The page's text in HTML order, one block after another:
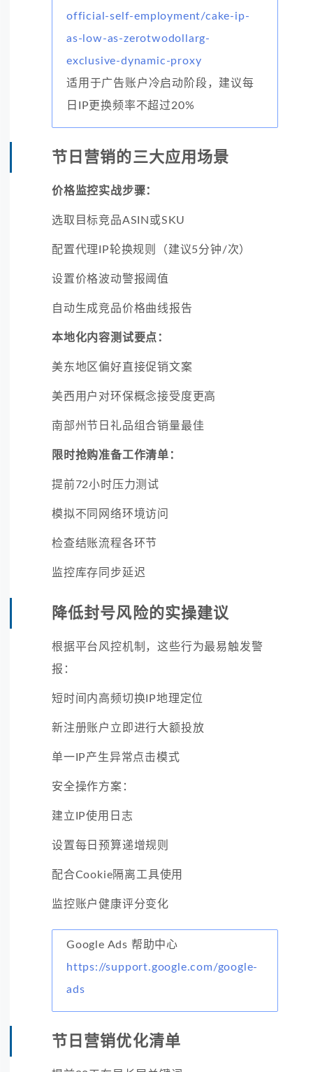
official-self-employment/cake-ip-
as-low-as-zerotwodollarg-
exclusive-dynamic-proxy
适用于广告账户冷启动阶段，建议每
日IP更换频率不超过20%
节日营销的三大应用场景
价格监控实战步骤：
选取目标竞品ASIN或SKU
配置代理IP轮换规则（建议5分钟/次）
设置价格波动警报阈值
自动生成竞品价格曲线报告
本地化内容测试要点：
美东地区偏好直接促销文案
美西用户对环保概念接受度更高
南部州节日礼品组合销量最佳
限时抢购准备工作清单：
提前72小时压力测试
模拟不同网络环境访问
检查结账流程各环节
监控库存同步延迟
降低封号风险的实操建议
根据平台风控机制，这些行为最易触发警
报：
短时间内高频切换IP地理定位
新注册账户立即进行大额投放
单一IP产生异常点击模式
安全操作方案：
建立IP使用日志
设置每日预算递增规则
配合Cookie隔离工具使用
监控账户健康评分变化
Google Ads 帮助中心
https://support.google.com/google-
ads
节日营销优化清单